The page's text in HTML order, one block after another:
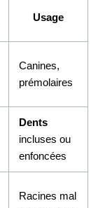
Usage
Canines,
prémolaires
Dents
incluses ou
enfoncées
Racines mal